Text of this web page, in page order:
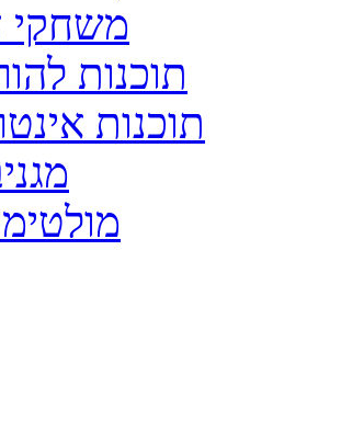
משחקי
תוכנות
תוכנות